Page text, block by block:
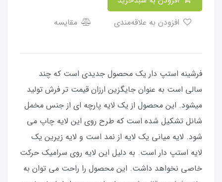
مقایسه
فرشینه استپ دار یک محصول جدیدی است که چند
سالی است به عنوان جایگزین ارزان قیمت تر فرش تولید
میشود. این محصول از یک لایه پارچه ای از جنس مخمل
شانل تشکیل شده است که طرح روی این لایه چاپ می
شود. لایه میانی یک لایه از نمد است و لایه زیرین یک
لایه استپ دار است. به دلیل این لایه روی سرامیک حرکت
خاصی نخواهد داشت. این محصول را راحت می توان به